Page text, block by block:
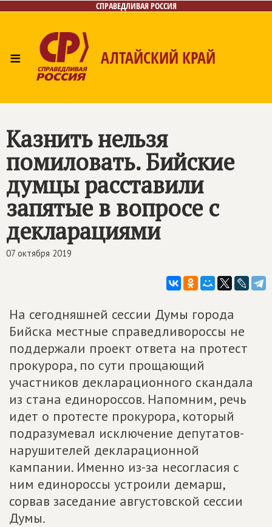
СПРАВЕДЛИВАЯ РОССИЯ
≡ АЛТАЙСКИЙ КРАЙ
Казнить нельзя
помиловать. Бийские
думцы расставили
запятые в вопросе с
декларациями
07 октября 2019
На сегодняшней сессии Думы города
Бийска местные справедливороссы не
поддержали проект ответа на протест
прокурора, по сути прощающий
участников декларационного скандала
из стана единороссов. Напомним, речь
идет о протесте прокурора, который
подразумевал исключение депутатов-
нарушителей декларационной
кампании. Именно из-за несогласия с
ним единороссы устроили демарш,
сорвав заседание августовской сессии
Думы.